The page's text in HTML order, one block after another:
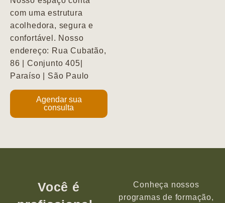
com uma estrutura
acolhedora, segura e
confortável. Nosso
endereço: Rua Cubatão,
86 | Conjunto 405|
Paraíso | São Paulo
Agendar sua
consulta
Você é
Conheça nossos
programas de formação,